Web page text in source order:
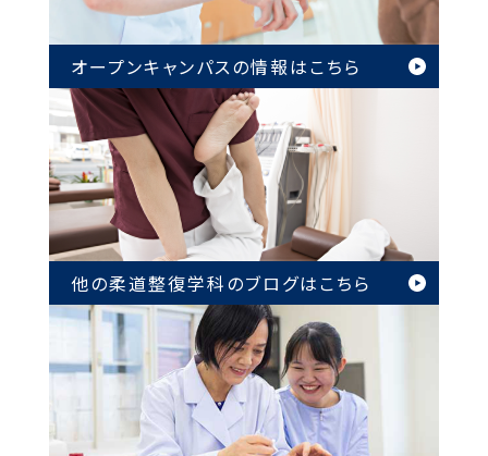
オープンキャンパスの情報はこちら
他の柔道整復学科のブログはこちら